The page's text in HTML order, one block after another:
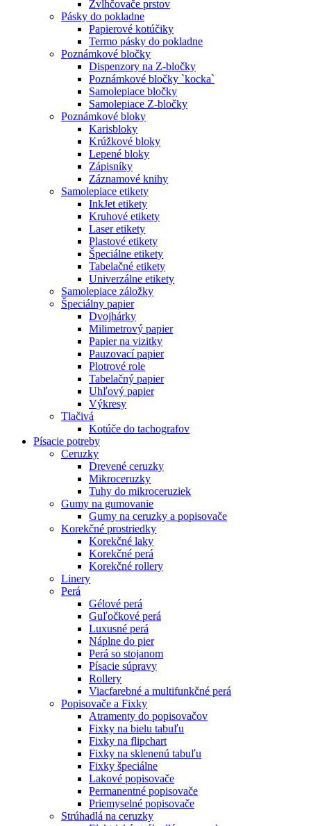
Zvlhčovače prstov
Pásky do pokladne
Papierové kotúčiky
Termo pásky do pokladne
Poznámkové bločky
Dispenzory na Z-bločky
Poznámkové bločky `kocka`
Samolepiace bločky
Samolepiace Z-bločky
Poznámkové bloky
Karisbloky
Krúžkové bloky
Lepené bloky
Zápisníky
Záznamové knihy
Samolepiace etikety
InkJet etikety
Kruhové etikety
Laser etikety
Plastové etikety
Špeciálne etikety
Tabelačné etikety
Univerzálne etikety
Samolepiace záložky
Špeciálny papier
Dvojhárky
Milimetrový papier
Papier na vizitky
Pauzovací papier
Plotrové role
Tabelačný papier
Uhľový papier
Výkresy
Tlačivá
Kotúče do tachografov
Písacie potreby
Ceruzky
Drevené ceruzky
Mikroceruzky
Tuhy do mikroceruziek
Gumy na gumovanie
Gumy na ceruzky a popisovače
Korekčné prostriedky
Korekčné laky
Korekčné perá
Korekčné rollery
Linery
Perá
Gélové perá
Guľočkové perá
Luxusné perá
Náplne do pier
Perá so stojanom
Písacie súpravy
Rollery
Viacfarebné a multifunkčné perá
Popisovače a Fixky
Atramenty do popisovačov
Fixky na bielu tabuľu
Fixky na flipchart
Fixky na sklenenú tabuľu
Fixky špeciálne
Lakové popisovače
Permanentné popisovače
Priemyselné popisovače
Strúhadlá na ceruzky